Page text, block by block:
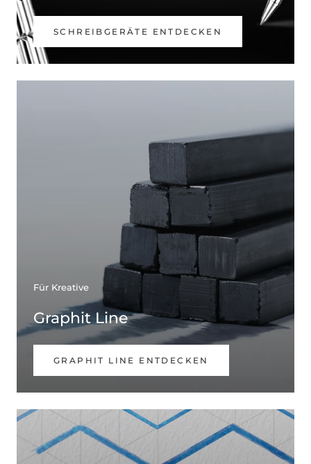
SCHREIBGERÄTE ENTDECKEN
Für Kreative
Graphit Line
GRAPHIT LINE ENTDECKEN